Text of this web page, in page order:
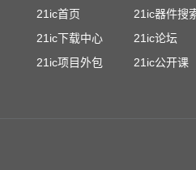
21ic首页
21ic器件搜
21ic下载中心
21ic论坛
21ic项目外包
21ic公开课